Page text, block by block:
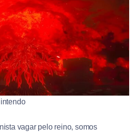
vagar pelo reino, somos